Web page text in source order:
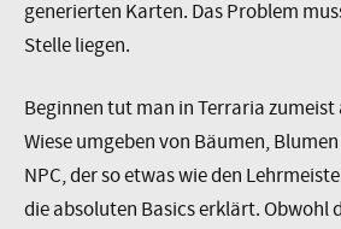
generierten Karten. Das Problem
Stelle liegen.
Beginnen tut man in Terraria zumeist
Wiese umgeben von Bäumen,
NPC, der so etwas wie den
die absoluten Basics erklärt. Obwohl